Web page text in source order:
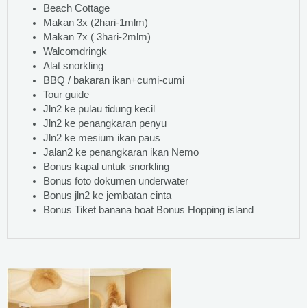
Beach Cottage
Makan 3x (2hari-1mlm)
Makan 7x ( 3hari-2mlm)
Walcomdringk
Alat snorkling
BBQ / bakaran ikan+cumi-cumi
Tour guide
Jln2 ke pulau tidung kecil
Jln2 ke penangkaran penyu
Jln2 ke mesium ikan paus
Jalan2 ke penangkaran ikan Nemo
Bonus kapal untuk snorkling
Bonus foto dokumen underwater
Bonus jln2 ke jembatan cinta
Bonus Tiket banana boat Bonus Hopping island